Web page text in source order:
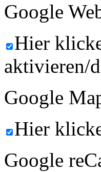
Google
Hier
aktivieren/
Google
Hier
Google